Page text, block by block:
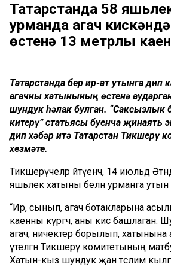
Татарстанда 58
урманда агач
өстенә 13 метрлы
Татарстанда бер ир-ат утынга дип
агачны хатынының өстенә
шундук һәлак булган. “Саксызлык
китерү” статьясы буенча җинаять
дип хәбәр итә Татарстан Тикшерү
хезмәте.
Тикшерүчеләр әйтүенчә, 14 июльдә
яшьлек хатыны белән урманга утын
“Ир, сынып, агач ботакларына
каенны күргәч, аны кисә башлаган.
агач, ничектер борылып, хатынына
үтелгән Тикшерү комитетының
Хатын-кыз шундук җан тәслим